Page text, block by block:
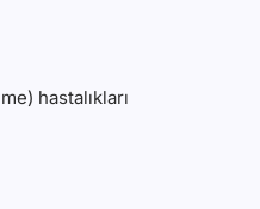
hastalıkları